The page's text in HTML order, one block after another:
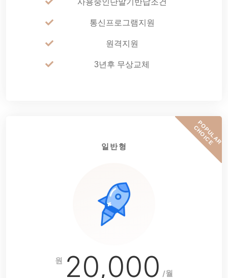
사용중인단말기반납조건
통신프로그램지원
원격지원
3년후 무상교체
P
O
P
U
L
A
R
C
H
O
I
C
E
일반형
원 20,000 /월